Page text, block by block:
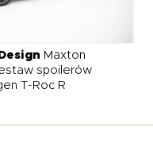
Maxton
spoilerów
T-Roc R